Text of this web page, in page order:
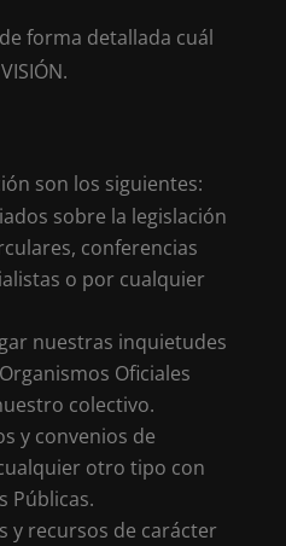
forma detallada cuál
son los siguientes:
sobre la legislación
conferencias
o por cualquier
nuestras inquietudes
Oficiales
colectivo.
y convenios de
otro tipo con
Públicas.
y recursos de carácter